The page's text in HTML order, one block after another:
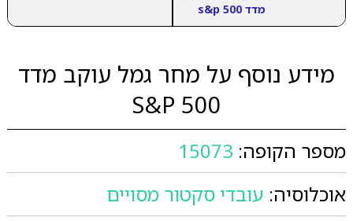
מדד s&p 500
מידע נוסף על מחר גמל עוקב מדד
500 S&P
מספר הקופה: 15073
אוכלוסיה: עובדי סקטור מסויים